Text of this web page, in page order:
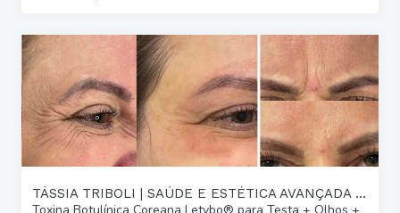
TÁSSIA TRIBOLI | SAÚDE E ESTÉTICA AVANÇADA | GLÓRIA